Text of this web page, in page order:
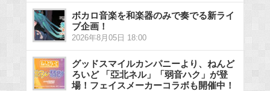
ボカロ音楽を和楽器のみで奏でる新ライ
ブ企画！
2026年8月05日 18:00
グッドスマイルカンパニーより、ねんど
ろいど 「亞北ネル」「弱音ハク」が登
場！フェイスメーカーコラボも開催中！